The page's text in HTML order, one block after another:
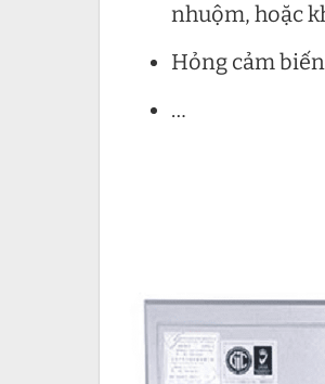
nhuộm, hoặc
Hỏng cảm
…